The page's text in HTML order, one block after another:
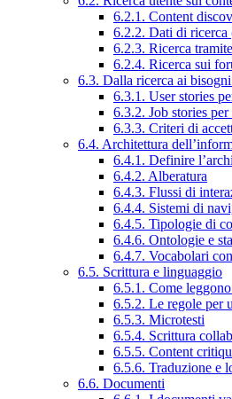
6.2.1. Content
6.2.2. Dati di ricerca
6.2.3. Ricerca
6.2.4. Ricerca sui
6.3. Dalla ricerca ai
6.3.1. User stories
6.3.2. Job stories
6.3.3. Criteri di
6.4. Architettura
6.4.1. Definire
6.4.2. Alberatura
6.4.3. Flussi di
6.4.4. Sistemi di
6.4.5. Tipologie di
6.4.6. Ontologie e
6.4.7. Vocabolari
6.5. Scrittura e linguaggio
6.5.1. Come
6.5.2. Le regole per
6.5.3. Microtesti
6.5.4. Scrittura
6.5.5. Content
6.5.6. Traduzione e
6.6. Documenti